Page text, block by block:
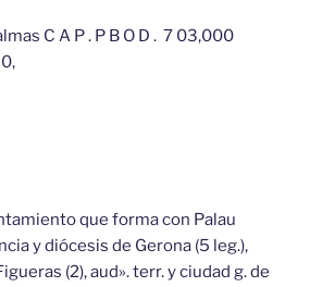
C A P . P B O D . 7 03,000
que forma con Palau
y diócesis de Gerona (5 leg.),
(2), aud». terr. y ciudad g. de